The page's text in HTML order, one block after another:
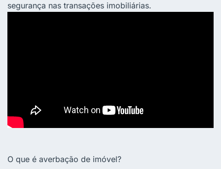
segurança nas transações imobiliárias.
O que é averbação de imóvel?